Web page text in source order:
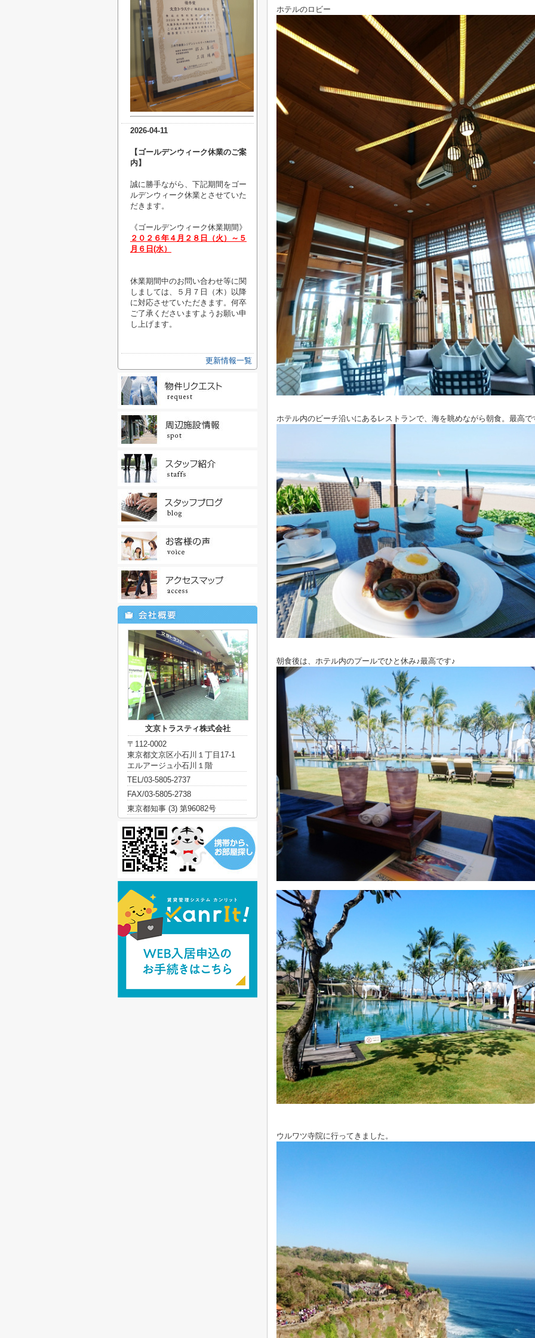
ホテルのロビー
ホテル内のビーチ沿いにあるレストランで、海を眺めながら朝食。最高で
朝食後は、ホテル内のプールでひと休み♪最高です♪
ウルワツ寺院に行ってきました。
2026-04-11
【ゴールデンウィーク休業のご案
内】
誠に勝手ながら、下記期間をゴー
ルデンウィーク休業とさせていた
だきます。
《 ゴールデンウィーク休業期間》
２０２６年４月２８日（火）～５
月６ 日(水）
休業期間中のお問い合わせ等に関
しましては、
５月７日（木）以降
に対応させていただきます。 何卒
ご了承くださいますようお願い申
し上げます。
更新情報一覧
文京トラスティ株式会社
〒112-0002
東京都文京区小石川１丁目17-1
エルアージュ小石川１階
TEL/03-5805-2737
FAX/03-5805-2738
東京都知事 (3) 第96082号